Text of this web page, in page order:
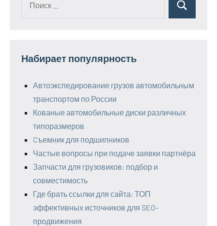
Поиск
Набирает популярность
Автоэкспедирование грузов автомобильным
транспортом по России
Кованые автомобильные диски различных
типоразмеров
Cъемник для подшипников
Частые вопросы при подаче заявки партнёра
Запчасти для грузовиков: подбор и
совместимость
Где брать ссылки для сайта: ТОП
эффективных источников для SEO-
продвижения